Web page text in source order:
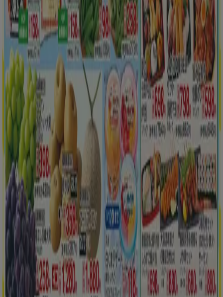
平和堂
掘り出し物ハンターのための素晴らしいオフ
ァー
8/12 日まで有効川崎市
新規
平和堂
すべての掘り出し物ハンターのためのトップ
オファー
8/12 日まで有効
もっと見る